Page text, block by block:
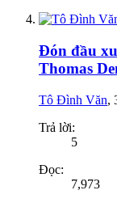
Đón đầu
Thomas
Tô Đình Văn,
Trả lời:
5
Đọc:
7,973